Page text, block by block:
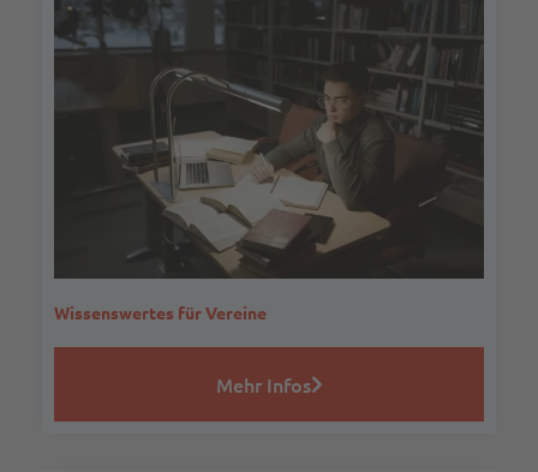
Wissenswertes für Vereine
Mehr Infos